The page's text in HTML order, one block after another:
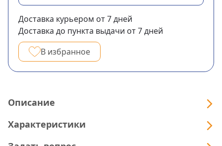
Доставка курьером от 7дней
Доставка до пункта выдачи от 7дней
В избранное
Описание
Характеристики